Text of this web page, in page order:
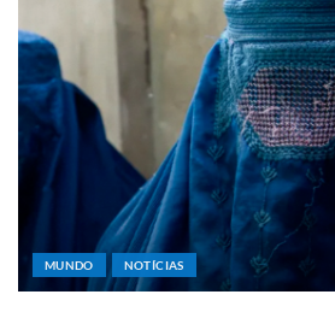
MUNDO NOTÍCIAS